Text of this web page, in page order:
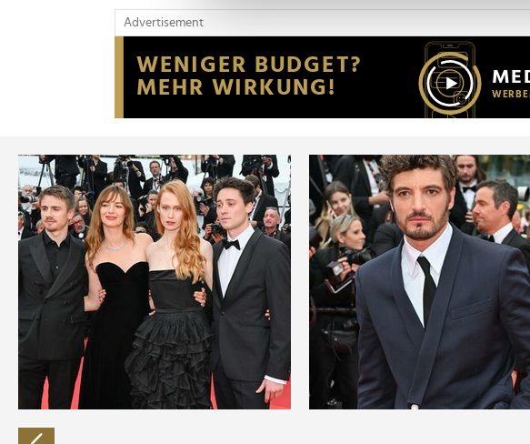
Wir verwenden Cookies, um Inhalte und
Website an unsere Partner für soziale Medien,
möglicherweise mit weiteren Daten zusammen,
der Dienste gesammelt haben.
Advertisement